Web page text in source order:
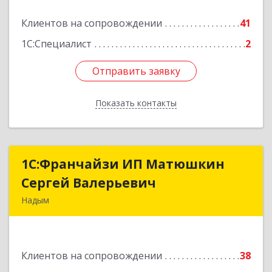
Клиентов на сопровождении
41
1С:Специалист
2
Отправить заявку
Показать контакты
Отправить заявку
Назад
1С:Франчайзи ИП Матюшкин
Сергей Валерьевич
Надым
Клиентов на сопровождении
38
1С:Франчайзи ИП Матюшкин
Сергей Валерьевич
Подробнее